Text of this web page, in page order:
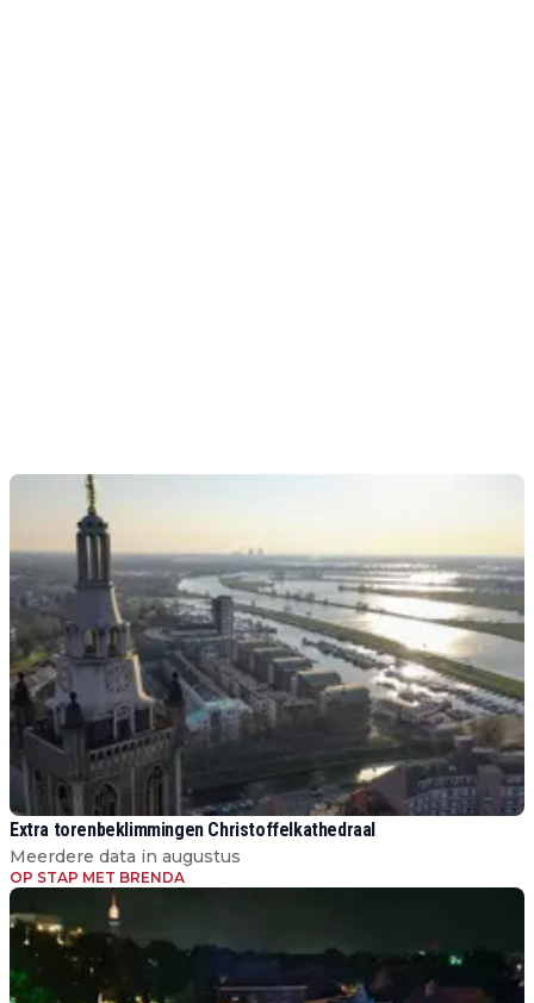
Extra torenbeklimmingen Christoffelkathedraal
Meerdere data in augustus
OP STAP MET BRENDA